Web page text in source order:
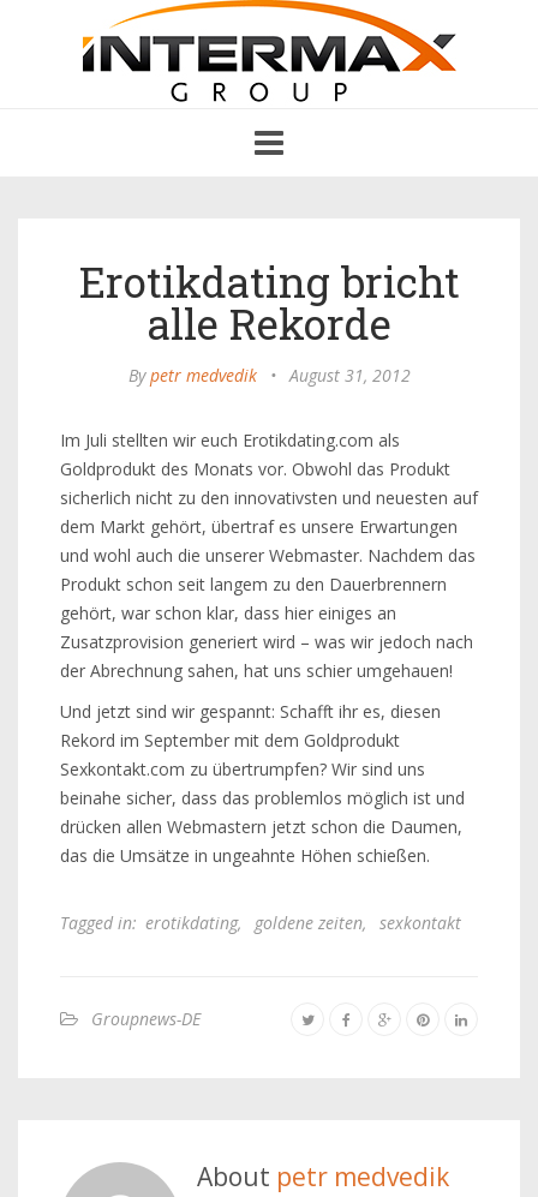
navigation
Erotikdating bricht
alle Rekorde
Bypetr medvedik • August 31, 2012
Im Juli stellten wir euch Erotikdating.com als
Goldprodukt des Monats vor. Obwohl das Produkt
sicherlich nicht zu den innovativsten und neuesten auf
dem Markt gehört, übertraf es unsere Erwartungen
und wohl auch die unserer Webmaster. Nachdem das
Produkt schon seit langem zu den Dauerbrennern
gehört, war schon klar, dass hier einiges an
Zusatzprovision generiert wird – was wir jedoch nach
der Abrechnung sahen, hat uns schier umgehauen!
Und jetzt sind wir gespannt: Schafft ihr es, diesen
Rekord im September mit dem Goldprodukt
Sexkontakt.com zu übertrumpfen? Wir sind uns
beinahe sicher, dass das problemlos möglich ist und
drücken allen Webmastern jetzt schon die Daumen,
das die Umsätze in ungeahnte Höhen schießen.
Tagged in: erotikdating, goldene zeiten, sexkontakt
Groupnews-DE
About petr medvedik